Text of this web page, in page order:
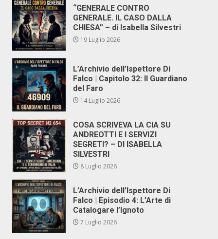
“GENERALE CONTRO
GENERALE. IL CASO DALLA
CHIESA” – di Isabella Silvestri
19 Luglio 2026
L’Archivio dell’Ispettore Di
Falco | Capitolo 32: Il Guardiano
del Faro
14 Luglio 2026
COSA SCRIVEVA LA CIA SU
ANDREOTTI E I SERVIZI
SEGRETI? – DI ISABELLA
SILVESTRI
8 Luglio 2026
L’Archivio dell’Ispettore Di
Falco | Episodio 4: L’Arte di
Catalogare l’Ignoto
7 Luglio 2026